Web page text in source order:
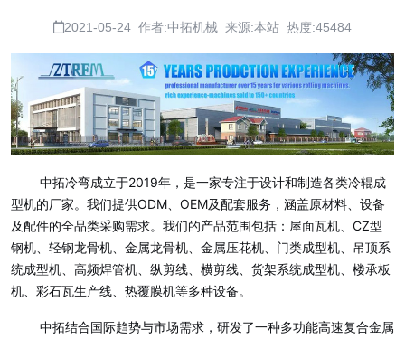
2021-05-24 作者:中拓机械 来源:本站 热度:45484
中拓冷弯成立于2019年，是一家专注于设计和制造各类冷辊成
型机的厂家。我们提供ODM、OEM及配套服务，涵盖原材料、设备
及配件的全品类采购需求。我们的产品范围包括：屋面瓦机、CZ型
钢机、轻钢龙骨机、金属龙骨机、金属压花机、门类成型机、吊顶系
统成型机、高频焊管机、纵剪线、横剪线、货架系统成型机、楼承板
机、彩石瓦生产线、热覆膜机等多种设备。
中拓结合国际趋势与市场需求，研发了一种多功能高速复合金属